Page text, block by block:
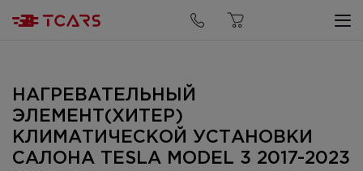
НАГРЕВАТЕЛЬНЫЙ
ЭЛЕМЕНТ(ХИТЕР)
КЛИМАТИЧЕСКОЙ УСТАНОВКИ
САЛОНА TESLA MODEL 3 2017-2023